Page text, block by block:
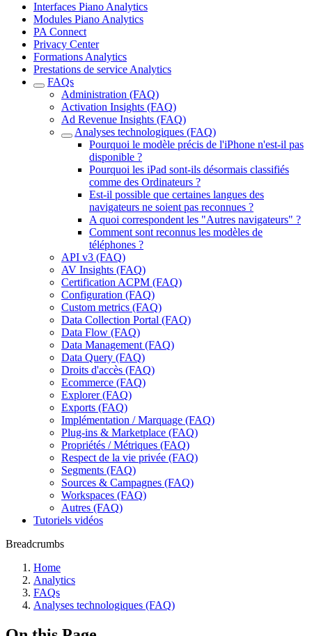
Interfaces Piano Analytics
Modules Piano Analytics
PA Connect
Privacy Center
Formations Analytics
Prestations de service Analytics
FAQs
Administration (FAQ)
Activation Insights (FAQ)
Ad Revenue Insights (FAQ)
Analyses technologiques (FAQ)
Pourquoi le modèle précis de l'iPhone n'est-il pas
disponible ?
Pourquoi les iPad sont-ils désormais classifiés
comme des Ordinateurs ?
Est-il possible que certaines langues des
navigateurs ne soient pas reconnues ?
A quoi correspondent les "Autres navigateurs" ?
Comment sont reconnus les modèles de
téléphones ?
API v3 (FAQ)
AV Insights (FAQ)
Certification ACPM (FAQ)
Configuration (FAQ)
Custom metrics (FAQ)
Data Collection Portal (FAQ)
Data Flow (FAQ)
Data Management (FAQ)
Data Query (FAQ)
Droits d'accès (FAQ)
Ecommerce (FAQ)
Explorer (FAQ)
Exports (FAQ)
Implémentation / Marquage (FAQ)
Plug-ins & Marketplace (FAQ)
Propriétés / Métriques (FAQ)
Respect de la vie privée (FAQ)
Segments (FAQ)
Sources & Campagnes (FAQ)
Workspaces (FAQ)
Autres (FAQ)
Tutoriels vidéos
Breadcrumbs
Home
Analytics
FAQs
Analyses technologiques (FAQ)